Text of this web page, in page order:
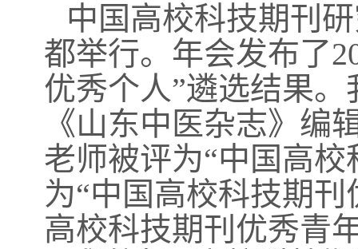
中国高校科技期刊
都举行。年会发布了
优秀个人”遴选结果
《山东中医杂志》编
老师被评为“中国高
为“中国高校科技期
高校科技期刊优秀青